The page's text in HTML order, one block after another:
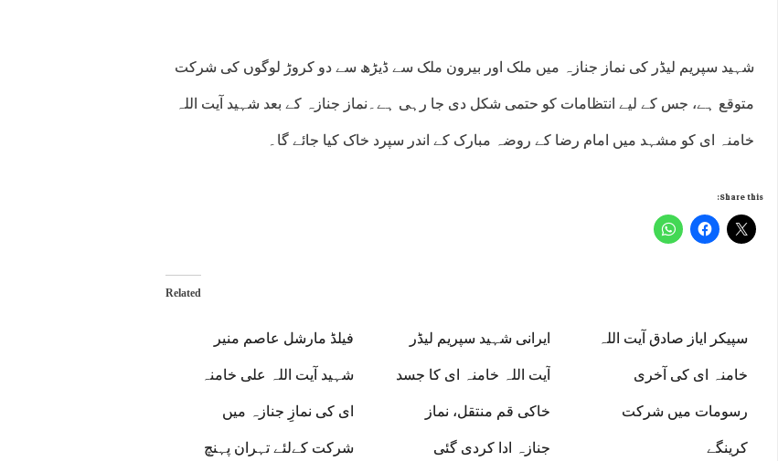
شہید سپریم لیڈر کی نماز جنازہ میں ملک اور بیرون ملک سے ڈیڑھ سے دو کروڑ لوگوں کی شرکت
متوقع ہے، جس کے لیے انتظامات کو حتمی شکل دی جا رہی ہے۔نماز جنازہ کے بعد شہید آیت اللہ
خامنہ ای کو مشہد میں امام رضا کے روضہ مبارک کے اندر سپرد خاک کیا جائے گا۔
Share this:
Related
فیلڈ مارشل عاصم منیر
شہید آیت اللہ علی خامنہ
ای کی نمازِ جنازہ میں
شرکت کےلئے تہران پہنچ
ایرانی شہید سپریم لیڈر
آیت اللہ خامنہ ای کا جسد
خاکی قم منتقل، نماز
جنازہ ادا کردی گئی
سپیکر ایاز صادق آیت اللہ
خامنہ ای کی آخری
رسومات میں شرکت
کرینگے